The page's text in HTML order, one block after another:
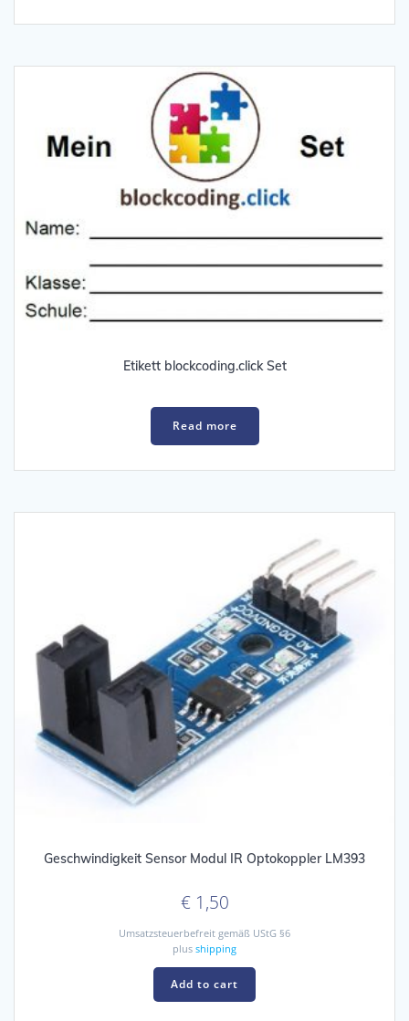
Etikett blockcoding.click Set
Read more
Geschwindigkeit Sensor Modul IR Optokoppler LM393
€1,50
Umsatzsteuerbefreit gemäß UStG §6
plus shipping
Add to cart